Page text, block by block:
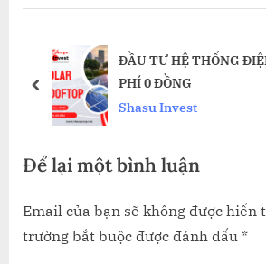
u
o
:
P
t
ĐẦU TƯ HỆ THỐNG
PHÍ 0 ĐỒNG
Shasu Invest
prev
Để lại một bình luận
Email của bạn sẽ không được hiển
trường bắt buộc được đánh dấu *